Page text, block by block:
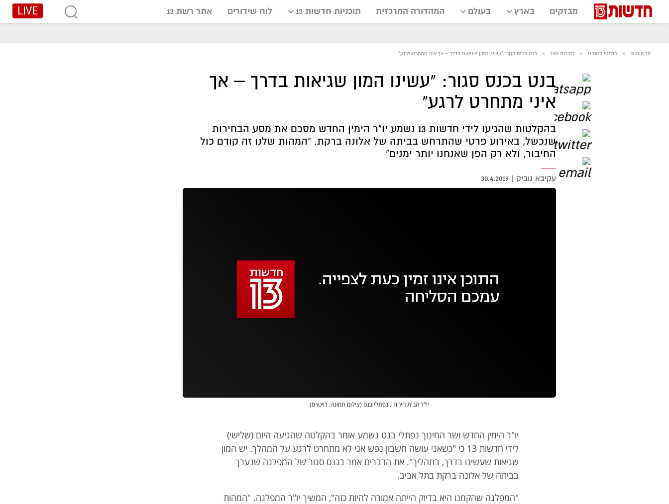
מבזקים בארץ בעולם המהדורה המרכזית תוכניות חדשות 13 לוח שידורים אתר רשת 13 LIVE
חדשות 13 פוליטי בטחוני בחירות 2019 בנט בכנס סגור: "עשינו המון שגיאות בדרך – אך איני מתחרט לרגע"
בנט בכנס סגור: "עשינו המון שגיאות בדרך – אך
איני מתחרט לרגע"
בהקלטות שהגיעו לידי חדשות 13 נשמע יו"ר הימין החדש מסכם את מסע הבחירות
שנכשל, באירוע פרטי שהתרחש בביתה של אלונה ברקת. "המהות שלנו זה קודם כול
החיבור, ולא רק הפן שאנחנו יותר ימנים"
עקיבא נוביק |
30.4.2019
אזור
אופס, משהו השתבש
יו"ר הבית היהודי, נפתלי בנט (צילום תמונה: רויטרס)
יו"ר הימין החדש ושר החינוך נפתלי בנט נשמע אומר בהקלטה שהגיעה היום (שלישי)
לידי חדשות 13 כי "כשאני עושה חשבון נפש אני לא מתחרט לרגע על המהלך. יש המון
שגיאות שעשינו בדרך, בתהליך". את הדברים אמר בכנס סגור של המפלגה שנערך
בביתה של אלונה ברקת בתל אביב.
"המפלגה שהקמנו היא בדיוק הייתה אמורה להיות כזה", המשיך יו"ר המפלגה. "המהות